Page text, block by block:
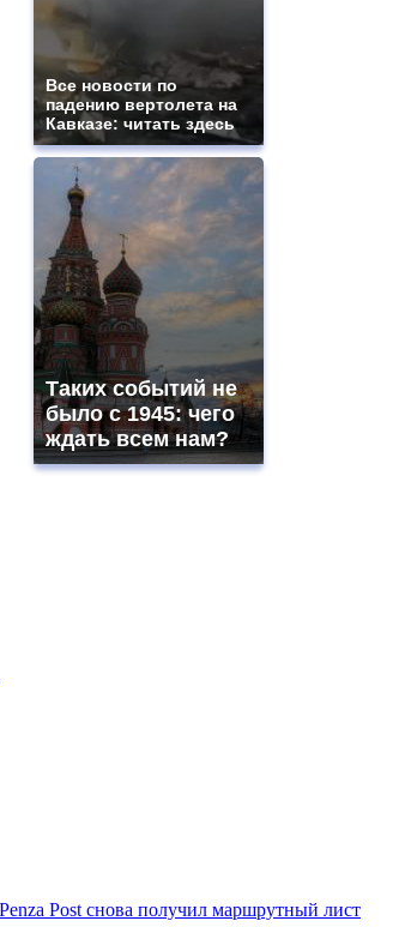
Все новости по
падению вертолета на
Кавказе: читать здесь
Таких событий не
было с 1945: чего
ждать всем нам?